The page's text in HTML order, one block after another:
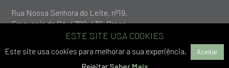
Rua Nossa Senhora do Leite, nº19,
Freguesia da Sé, 4700-436, Braga
ESTE SITE USA COOKIES
Este site usa cookies para melhorar a sua experiência. Aceitar